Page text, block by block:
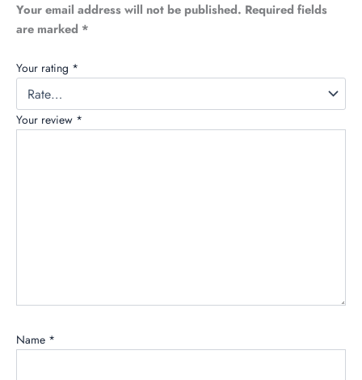
Your email address will not be published. Required fields
are marked *
Your rating *
Your review *
Name *